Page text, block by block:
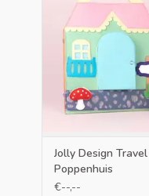
Jolly Designs is een
met activiteiten en
materialen om de
TOEVOEGEN AAN
Jolly Design
Poppenhuis
€--,--